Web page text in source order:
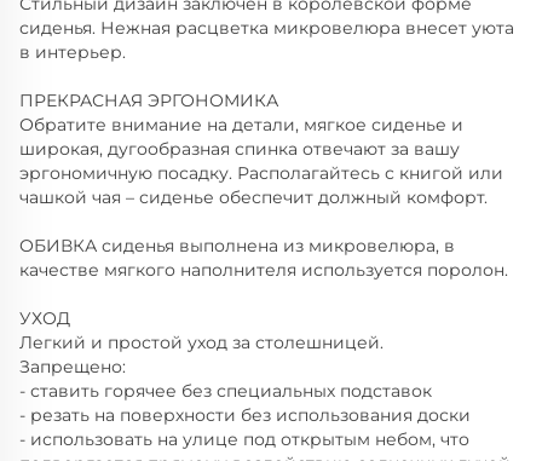
сиденья. Нежная расцветка микровелюра внесет уюта
в интерьер.
ПРЕКРАСНАЯ ЭРГОНОМИКА
Обратите внимание на детали, мягкое сиденье и
широкая, дугообразная спинка отвечают за вашу
эргономичную посадку. Располагайтесь с книгой или
чашкой чая – сиденье обеспечит должный комфорт.
ОБИВКА сиденья выполнена из микровелюра, в
качестве мягкого наполнителя используется поролон.
УХОД
Легкий и простой уход за столешницей.
Запрещено:
- ставить горячее без специальных подставок
- резать на поверхности без использования доски
- использовать на улице под открытым небом, что